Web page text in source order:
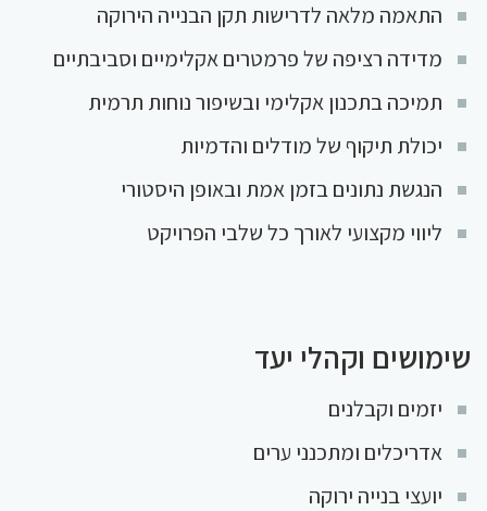
התאמה מלאה לדרישות תקן הבנייה הירוקה
מדידה רציפה של פרמטרים אקלימיים וסביבתיים
תמיכה בתכנון אקלימי ובשיפור נוחות תרמית
יכולת תיקוף של מודלים והדמיות
הנגשת נתונים בזמן אמת ובאופן היסטורי
ליווי מקצועי לאורך כל שלבי הפרויקט
שימושים וקהלי יעד
יזמים וקבלנים
אדריכלים ומתכנני ערים
יועצי בנייה ירוקה